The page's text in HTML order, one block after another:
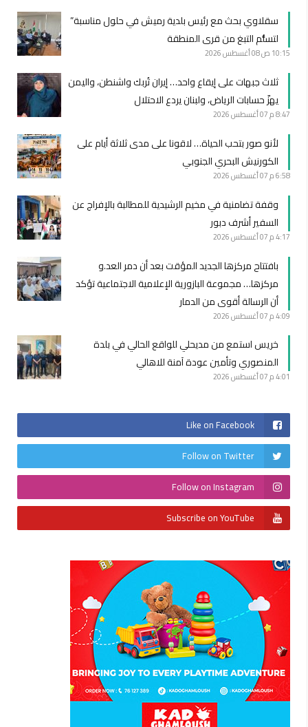
سقلاوي بحث مع رئيس بلدية رميش في حلول مناسبة”
لتسلُّم التبغ من قرى المنطقة
10:15 ص 08 أغسطس 2026
ثلاث جبهات على إيقاع واحد… إيران تُربك واشنطن، واليمن
يهزّ حسابات الرياض، ولبنان يردع الاحتلال
8:47 م 07 أغسطس 2026
لأنو صور بتحب الحياة… لاقونا على مدى ثلاثة أيام على
الكورنيش البحري الجنوبي
6:58 م 07 أغسطس 2026
وقفة تضامنية في مخيم الرشيدية للمطالبة بالإفراج عن
السفير أشرف دبور
4:17 م 07 أغسطس 2026
بافتتاح مركزها الجديد المؤقت بعد أن دمر العد.و
مركزها… مجموعة البازورية الإعلامية الاجتماعية تؤكد
أن الرسالة أقوى من الدمار
4:09 م 07 أغسطس 2026
خريس استمع من مديحلي للواقع الحالي في بلدة
المنصوري وتأمين عودة آمنة للاهالي
4:01 م 07 أغسطس 2026
Like on Facebook
Follow on Twitter
Follow on Instagram
Subscribe on YouTube